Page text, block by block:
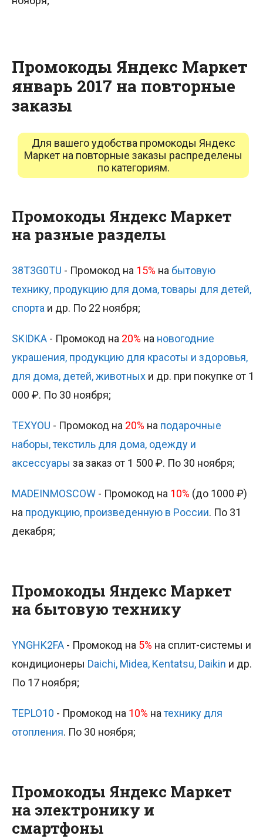
Промокоды Яндекс Маркет
январь 2017 на повторные
заказы
Для вашего удобства промокоды Яндекс
Маркет на повторные заказы распределены
по категориям.
Промокоды Яндекс Маркет
на разные разделы
38T3G0TU - Промокод на 15% на бытовую
технику, продукцию для дома, товары для детей,
спорта и др. По 22 ноября;
SKIDKA - Промокод на 20% на новогодние
украшения, продукцию для красоты и здоровья,
для дома, детей, животных и др. при покупке от 1
000 ₽. По 30 ноября;
TEXYOU - Промокод на 20% на подарочные
наборы, текстиль для дома, одежду и
аксессуары за заказ от 1 500 ₽. По 30 ноября;
MADEINMOSCOW - Промокод на 10% (до 1000 ₽)
на продукцию, произведенную в России. По 31
декабря;
Промокоды Яндекс Маркет
на бытовую технику
YNGHK2FA - Промокод на 5% на сплит-системы и
кондиционеры Daichi, Midea, Kentatsu, Daikin и др.
По 17 ноября;
TEPLO10 - Промокод на 10% натехнику для
отопления. По 30 ноября;
Промокоды Яндекс Маркет
на электронику и
смартфоны